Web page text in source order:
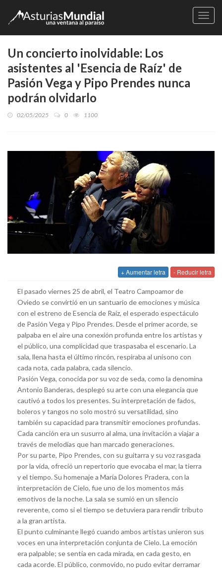
Un concierto inolvidable: Los
asistentes al 'Esencia de Raíz' de
Pasión Vega y Pipo Prendes nunca
podrán olvidarlo
02/05/2025 0 1100
+ Aumentar letra - Reducir letra
El pasado viernes 25 de abril, el Teatro Campoamor de
Oviedo se convirtió en un santuario de emociones y música
con el estreno de Esencia de Raíz, el esperado espectáculo
de Pasión Vega y Pipo Prendes. Desde el primer acorde, se
palpaba en el aire una conexión profunda entre los artistas y
el público, una complicidad que traspasaba el escenario. La
sala, llena hasta el último rincón, respiraba al unísono con
cada nota, cada palabra, cada silencio.
Pasión Vega, conocida por su voz de seda, como la denomina
Antonio Banderas, desplegó su arte con una elegancia que
cautivó a todos los presentes. Su interpretación de fados,
boleros y tangos no solo mostró su versatilidad, sino
también su capacidad para transmitir emociones profundas.
Cada canción era un susurro al alma, una invitación a viajar a
través de melodías que han marcado generaciones.
Por su parte, Pipo Prendes, con su guitarra y su voz rasgada
por la vida, ofreció un repertorio que evocaba el mar, la tierra
y el tiempo. Su homenaje a María Dolores Pradera, con la
interpretación de Cielo, fue uno de los momentos más
emotivos de la noche. La sala se sumió en un silencio
reverente, como si el tiempo se detuviera para rendir tributo
a la gran artista.
El punto culminante llegó cuando ambos artistas unieron sus
voces en una interpretación conjunta de Cielo. La emoción
era palpable; se sentía en cada mirada, en cada gesto, en
cada acorde. El público, conmovido, no pudo evitar derramar